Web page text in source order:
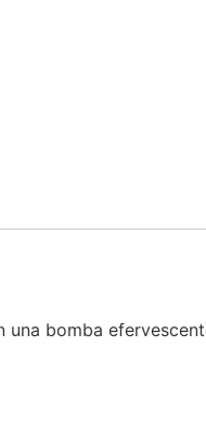
una bomba